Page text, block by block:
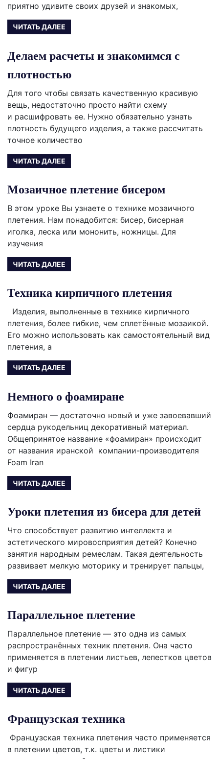
приятно удивите своих друзей и знакомых,
ЧИТАТЬ ДАЛЕЕ
Делаем расчеты и знакомимся с
плотностью
Для того чтобы связать качественную красивую
вещь, недостаточно просто найти схему
и расшифровать ее. Нужно обязательно узнать
плотность будущего изделия, а также рассчитать
точное количество
ЧИТАТЬ ДАЛЕЕ
Мозаичное плетение бисером
В этом уроке Вы узнаете о технике мозаичного
плетения. Нам понадобится: бисер, бисерная
иголка, леска или мононить, ножницы. Для
изучения
ЧИТАТЬ ДАЛЕЕ
Техника кирпичного плетения
Изделия, выполненные в технике кирпичного
плетения, более гибкие, чем сплетённые мозаикой.
Его можно использовать как самостоятельный вид
плетения, а
ЧИТАТЬ ДАЛЕЕ
Немного о фоамиране
Фоамиран — достаточно новый и уже завоевавший
сердца рукодельниц декоративный материал.
Общепринятое название «фоамиран» происходит
от названия иранской компании-производителя
Foam Iran
ЧИТАТЬ ДАЛЕЕ
Уроки плетения из бисера для детей
Что способствует развитию интеллекта и
эстетического мировосприятия детей? Конечно
занятия народным ремеслам. Такая деятельность
развивает мелкую моторику и тренирует пальцы,
ЧИТАТЬ ДАЛЕЕ
Параллельное плетение
Параллельное плетение — это одна из самых
распространённых техник плетения. Она часто
применяется в плетении листьев, лепестков цветов
и фигур
ЧИТАТЬ ДАЛЕЕ
Французская техника
Французская техника плетения часто применяется
в плетении цветов, т.к. цветы и листики